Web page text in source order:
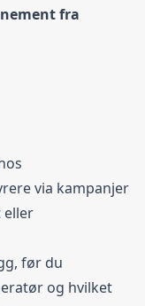
fra
via kampanjer
eller
før du
og hvilket